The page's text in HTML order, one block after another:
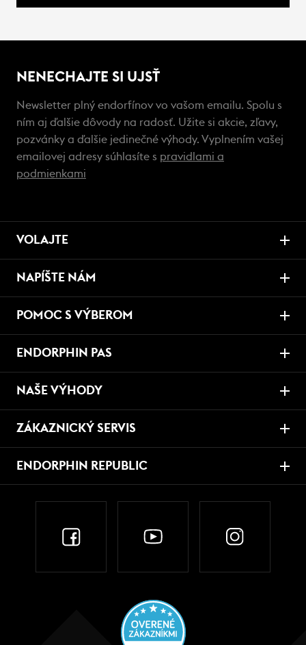
NENECHAJTE SI UJSŤ
Newsletter plný endorfínov vo vašom emailu. Spolu s
ním aj ďalšie dôvody na radosť. Užite si akcie, zľavy,
pozvánky a ďalšie jedinečné výhody. Vyplnením vašej
emailovej adresy súhlasíte s pravidlami a
podmienkami
VOLAJTE
NAPÍŠTE NÁM
POMOC S VÝBEROM
ENDORPHIN PAS
NAŠE VÝHODY
ZÁKAZNICKÝ SERVIS
ENDORPHIN REPUBLIC